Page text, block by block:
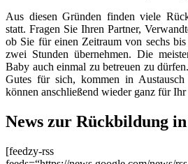
Aus diesen Gründen finden viele
statt. Fragen Sie Ihren Partner,
ob Sie für einen Zeitraum von sechs
zwei Stunden übernehmen. Die
Baby auch einmal zu betreuen zu
Gutes für sich, kommen in
können anschließend wieder ganz für
News zur Rückbildung
[feedzy-rss